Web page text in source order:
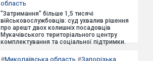
область
"Затримання" більше 1,5 тисячі
військовослужбовців: суд ухвалив рішення
про арешт двох колишніх посадовців
Мукачівського територіального центру
комплектування та соціальної підтримки.
#Миколаївська область #Запорізька